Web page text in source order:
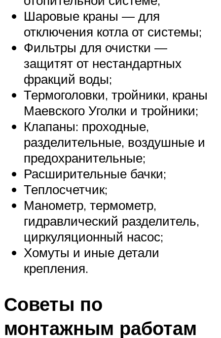
Шаровые краны — для
отключения котла от системы;
Фильтры для очистки —
защитят от нестандартных
фракций воды;
Термоголовки, тройники, краны
Маевского Уголки и тройники;
Клапаны: проходные,
разделительные, воздушные и
предохранительные;
Расширительные бачки;
Теплосчетчик;
Манометр, термометр,
гидравлический разделитель,
циркуляционный насос;
Хомуты и иные детали
крепления.
Советы по
монтажным работам